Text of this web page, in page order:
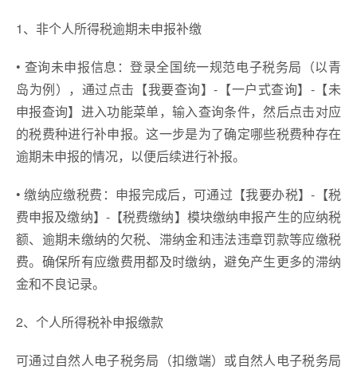
1、非个人所得税逾期未申报补缴
• 查询未申报信息：登录全国统一规范电子税务局（以青
岛为例），通过点击【我要查询】-【一户式查询】-【未
申报查询】进入功能菜单，输入查询条件，然后点击对应
的税费种进行补申报。这一步是为了确定哪些税费种存在
逾期未申报的情况，以便后续进行补报。
• 缴纳应缴税费：申报完成后，可通过【我要办税】-【税
费申报及缴纳】-【税费缴纳】模块缴纳申报产生的应纳税
额、逾期未缴纳的欠税、滞纳金和违法违章罚款等应缴税
费。确保所有应缴费用都及时缴纳，避免产生更多的滞纳
金和不良记录。
2、个人所得税补申报缴款
可通过自然人电子税务局（扣缴端）或自然人电子税务局